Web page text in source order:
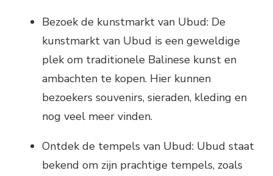
Bezoek de kunstmarkt van Ubud: De
kunstmarkt van Ubud is een geweldige
plek om traditionele Balinese kunst en
ambachten te kopen. Hier kunnen
bezoekers souvenirs, sieraden, kleding en
nog veel meer vinden.
Ontdek de tempels van Ubud: Ubud staat
bekend om zijn prachtige tempels, zoals